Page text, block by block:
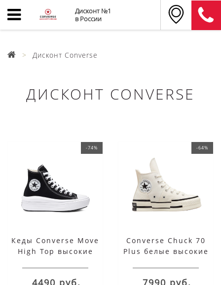
Дисконт №1
в России
Дисконт Converse
ДИСКОНТ CONVERSE
-74%
Кеды Converse Move
High Top высокие
4490 руб.
-64%
Converse Chuck 70
Plus белые высокие
7990 руб.